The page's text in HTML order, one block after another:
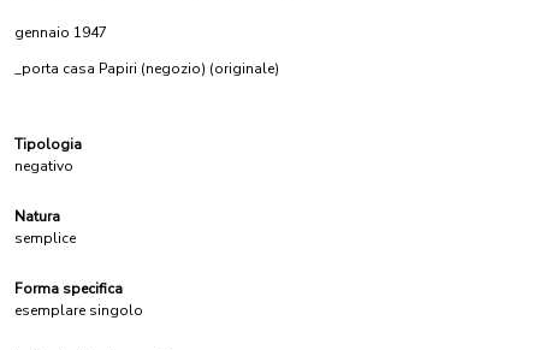
gennaio 1947
_porta casa Papiri (negozio) (originale)
Tipologia
negativo
Natura
semplice
Forma specifica
esemplare singolo